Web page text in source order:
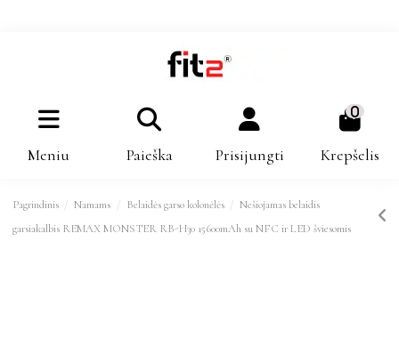
Meniu Paieška Prisijungti
0
Krepšelis
Pagrindinis Namams Belaidės garso kolonėlės
Nešiojamas belaidis
garsiakalbis REMAX MONSTER RB-H30 15600mAh su NFC ir LED šviesomis